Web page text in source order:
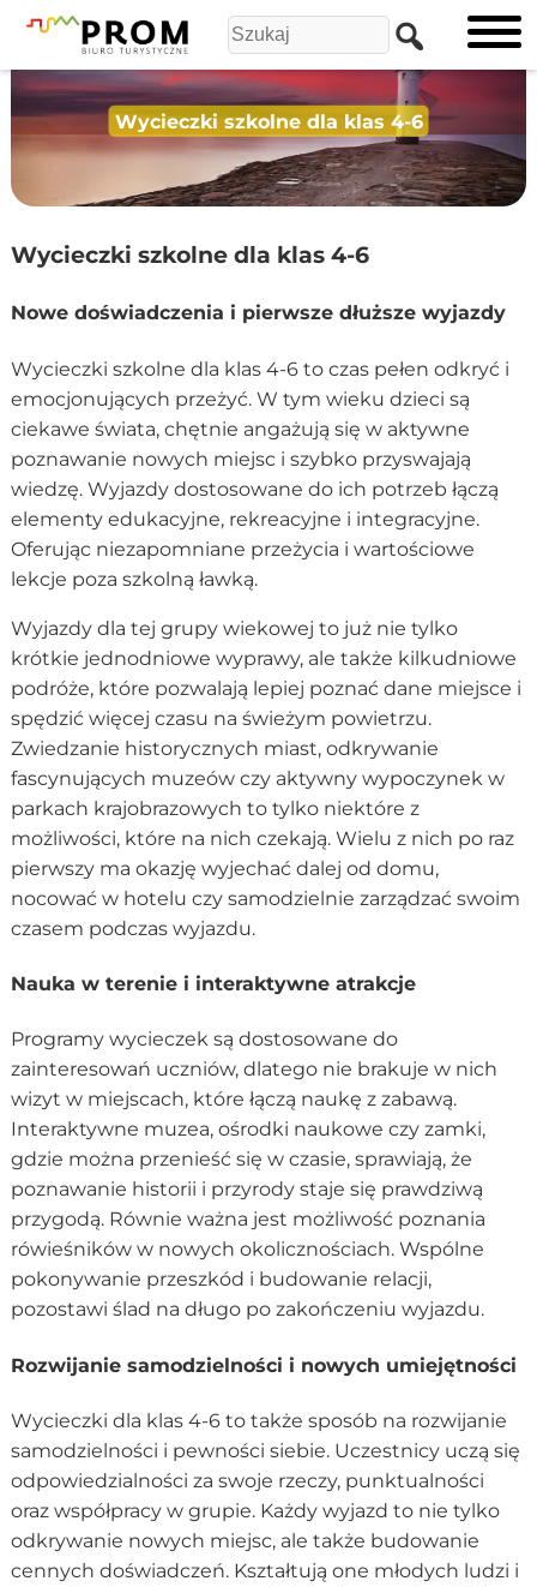
Wycieczki szkolne dla klas 4-6
Wycieczki szkolne dla klas 4-6
Nowe doświadczenia i pierwsze dłuższe wyjazdy
Wycieczki szkolne dla klas 4-6 to czas pełen odkryć i
emocjonujących przeżyć. W tym wieku dzieci są
ciekawe świata, chętnie angażują się w aktywne
poznawanie nowych miejsc i szybko przyswajają
wiedzę. Wyjazdy dostosowane do ich potrzeb łączą
elementy edukacyjne, rekreacyjne i integracyjne.
Oferując niezapomniane przeżycia i wartościowe
lekcje poza szkolną ławką.
Wyjazdy dla tej grupy wiekowej to już nie tylko
krótkie jednodniowe wyprawy, ale także kilkudniowe
podróże, które pozwalają lepiej poznać dane miejsce i
spędzić więcej czasu na świeżym powietrzu.
Zwiedzanie historycznych miast, odkrywanie
fascynujących muzeów czy aktywny wypoczynek w
parkach krajobrazowych to tylko niektóre z
możliwości, które na nich czekają. Wielu z nich po raz
pierwszy ma okazję wyjechać dalej od domu,
nocować w hotelu czy samodzielnie zarządzać swoim
czasem podczas wyjazdu.
Nauka w terenie i interaktywne atrakcje
Programy wycieczek są dostosowane do
zainteresowań uczniów, dlatego nie brakuje w nich
wizyt w miejscach, które łączą naukę z zabawą.
Interaktywne muzea, ośrodki naukowe czy zamki,
gdzie można przenieść się w czasie, sprawiają, że
poznawanie historii i przyrody staje się prawdziwą
przygodą. Równie ważna jest możliwość poznania
rówieśników w nowych okolicznościach. Wspólne
pokonywanie przeszkód i budowanie relacji,
pozostawi ślad na długo po zakończeniu wyjazdu.
Rozwijanie samodzielności i nowych umiejętności
Wycieczki dla klas 4-6 to także sposób na rozwijanie
samodzielności i pewności siebie. Uczestnicy uczą się
odpowiedzialności za swoje rzeczy, punktualności
oraz współpracy w grupie. Każdy wyjazd to nie tylko
odkrywanie nowych miejsc, ale także budowanie
cennych doświadczeń. Kształtują one młodych ludzi i